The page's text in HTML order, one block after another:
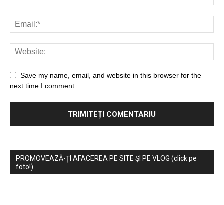
Save my name, email, and website in this browser for the
next time I comment.
PROMOVEAZĂ-ȚI AFACEREA PE SITE ȘI PE VLOG (click pe
foto!)